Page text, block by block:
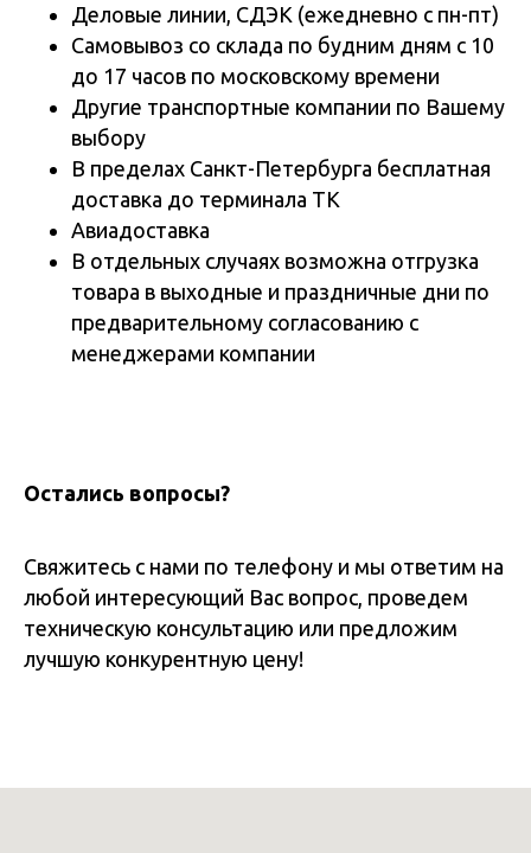
Деловые линии, СДЭК (ежедневно с пн-пт)
Самовывоз со склада по будним дням с 10
до 17 часов по московскому времени
Другие транспортные компании по Вашему
выбору
В пределах Санкт-Петербурга бесплатная
доставка до терминала ТК
Авиадоставка
В отдельных случаях возможна отгрузка
товара в выходные и праздничные дни по
предварительному согласованию с
менеджерами компании
Остались вопросы?
Свяжитесь с нами по телефону и мы ответим на
любой интересующий Вас вопрос, проведем
техническую консультацию или предложим
лучшую конкурентную цену!